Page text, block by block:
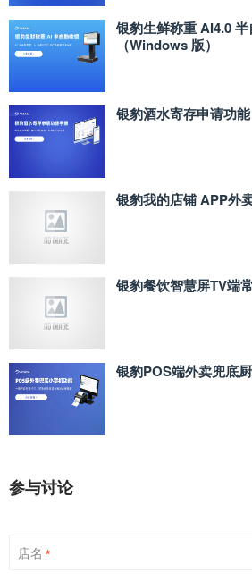
银豹生鲜称重 AI4.0
（Windows 版）
银豹酒水寄存申请功能
银豹我的店铺 APP外
银豹餐饮智慧屏TV端
银豹POS端外卖兜底
参与讨论
店名 *